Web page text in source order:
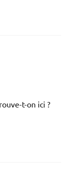
t-on ici ?